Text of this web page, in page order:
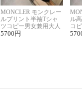
MONCLER モンクレー
ルプリント半袖Tシャ
ツコピー男女兼用大人
可愛い春夏コーデ
5700 円
ル
コ
ィ